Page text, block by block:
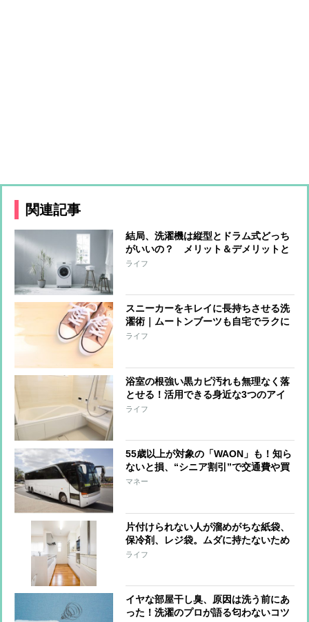
関連記事
結局、洗濯機は縦型とドラム式どっち
がいいの？ メリット＆デメリットと
おすすめ最新2台を専門家が解説
ライフ
スニーカーをキレイに長持ちさせる洗
濯術｜ムートンブーツも自宅でラクに
洗える！
ライフ
浴室の根強い黒カビ汚れも無理なく落
とせる！活用できる身近な3つのアイ
テム
ライフ
55歳以上が対象の「WAON」も！知ら
ないと損、“シニア割引”で交通費や買
い物がお得に
マネー
片付けられない人が溜めがちな紙袋、
保冷剤、レジ袋。ムダに持たないため
の整理術
ライフ
イヤな部屋干し臭、原因は洗う前にあ
った！洗濯のプロが語る匂わないコツ